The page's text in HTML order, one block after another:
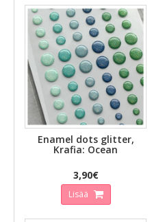
Enamel dots glitter,
Krafia: Ocean
3,90€
Lisää